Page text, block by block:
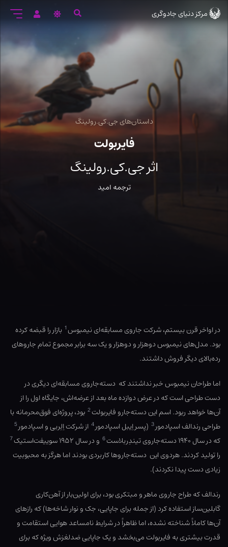
ورود
به
مرکز دنیای جادوگری
داستان‌های جی.کی.رولینگ
فایربولت
اثر جی.کی.رولینگ
ترجمه امید
در اواخر قرن بیستم، شرکت جاروی مسابقه‌ای نیمبوس1 بازار را قبضه کرده
بود. مدل‌های نیمبوس دوهزار و دوهزار و یک سه برابر مجموع تمام جاروهای
رده‌بالای دیگر فروش داشتند.
اما طراحان نیمبوس خبر نداشتند که دسته‌جاروی مسابقه‌ای دیگری در
دست طراحی است که در عرض دوازده ماه بعد از عرضه‌اش، جایگاه اول را از
آن‌ها خواهد ربود. اسم این دسته‌جارو فایربولت2 بود، پروژه‌ای فوق‌محرمانه با
طراحی رندالف اسپادمور3 (پسر اِیبل اسپادمور4 از شرکت اِلِربی و اسپادمور5
که در سال ۱۹۴۰ دسته‌جاروی تیندِربلاست 6 و در سال ۱۹۵۲ سوییفت‌استیک 7
را تولید کردند. هردوی این دسته‌جاروها کاربردی بودند اما هرگز به محبوبیت
زیادی دست پیدا نکردند).
رندالف که طراح جاروی ماهر و مبتکری بود، برای اولین‌بار از آهن‌کاری
گابلین‌ساز استفاده کرد (از جمله برای جاپایی، جک و نوار شاخه‌ها) که رازهای
آن‌ها کاملاً شناخته نشده، اما ظاهراً در شرایط نامساعد هوایی استقامت و
قدرت بیشتری به فایربولت می‌بخشد و یک جاپایی ضدلغزش ویژه که برای